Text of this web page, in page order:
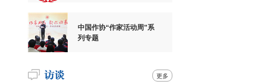
中国作协“作家活动周”系
列专题
更多